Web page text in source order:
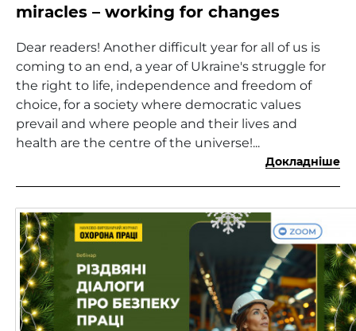
miracles – working for changes
Dear readers! Another difficult year for all of us is
coming to an end, a year of Ukraine's struggle for
the right to life, independence and freedom of
choice, for a society where democratic values
prevail and where people and their lives and
health are the centre of the universe!...
Докладніше